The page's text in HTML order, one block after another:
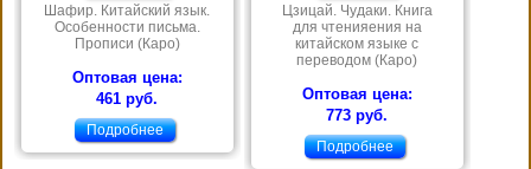
Шафир. Китайский язык.
Особенности письма.
Прописи (Каро)
Оптовая цена:
461 руб.
Подробнее
Цзицай. Чудаки. Книга
для чтенияения на
китайском языке с
переводом (Каро)
Оптовая цена:
773 руб.
Подробнее